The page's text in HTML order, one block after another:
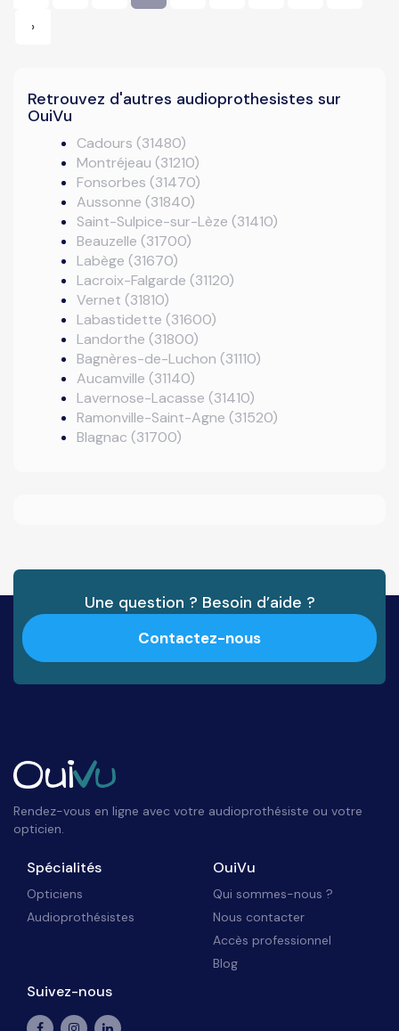
›
Retrouvez d'autres audioprothesistes sur
OuiVu
Cadours (31480)
Montréjeau (31210)
Fonsorbes (31470)
Aussonne (31840)
Saint-Sulpice-sur-Lèze (31410)
Beauzelle (31700)
Labège (31670)
Lacroix-Falgarde (31120)
Vernet (31810)
Labastidette (31600)
Landorthe (31800)
Bagnères-de-Luchon (31110)
Aucamville (31140)
Lavernose-Lacasse (31410)
Ramonville-Saint-Agne (31520)
Blagnac (31700)
Une question ? Besoin d’aide ?
Contactez-nous
Rendez-vous en ligne avec votre audioprothésiste ou votre
opticien.
Spécialités
Opticiens
Audioprothésistes
OuiVu
Qui sommes-nous ?
Nous contacter
Accès professionnel
Blog
Suivez-nous